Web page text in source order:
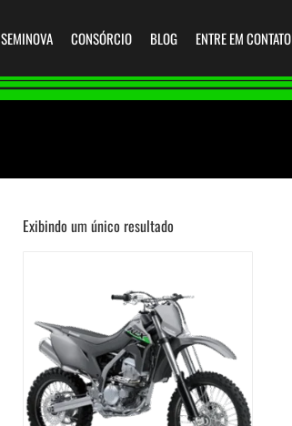
SEMINOVA CONSÓRCIO BLOG ENTRE EM CONTATO
Exibindo um único resultado